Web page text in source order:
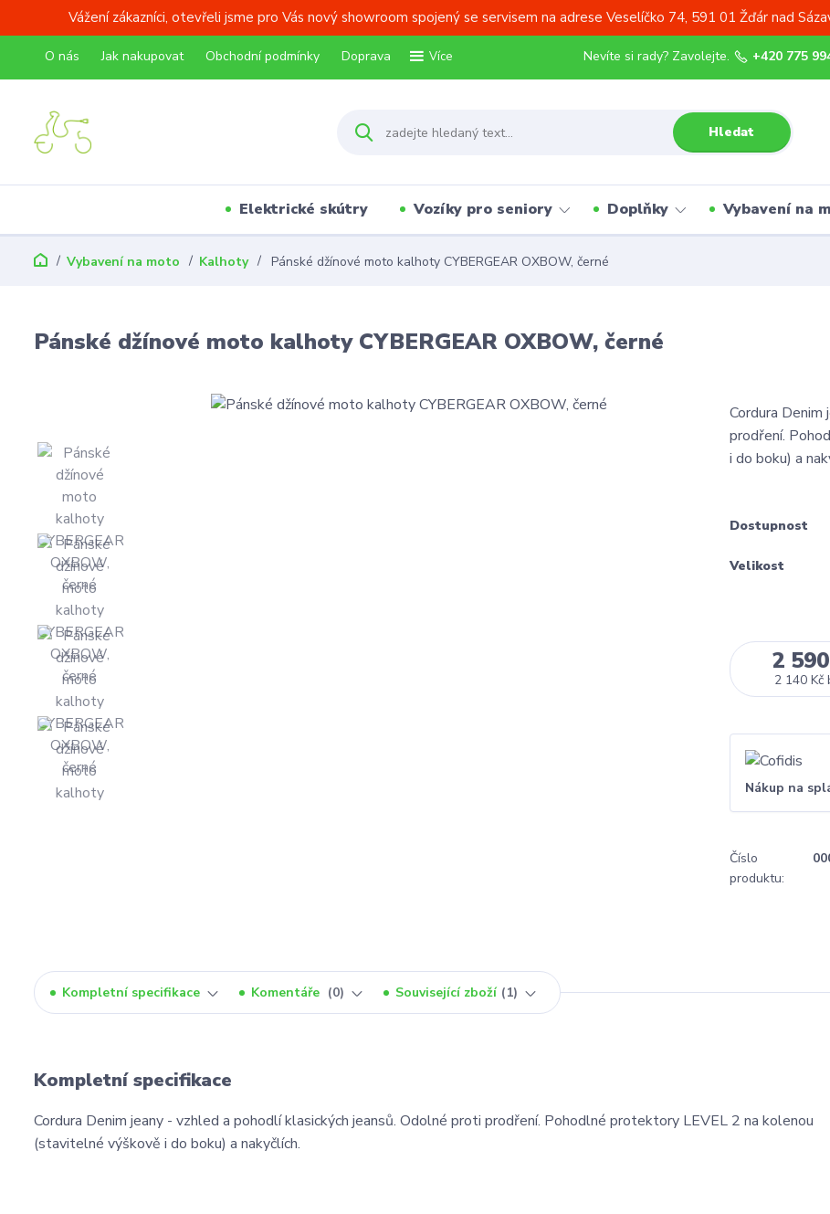
Vážení zákazníci, otevřeli jsme pro Vás nový showroom spojený se servisem na adrese Veselíčko 74, 591 01 Žďár nad
O nás Jak nakupovat Obchodní podmínky Doprava Více
Hledat
Nevíte si rady? Zavolejte. +420 775
Elektrické skútry Vozíky pro seniory Doplňky Vybavení na
Vybavení na moto Kalhoty Pánské džínové moto kalhoty CYBERGEAR OXBOW, černé
Pánské džínové moto kalhoty CYBERGEAR OXBOW, černé
Cordura
prodření.
i do boku) a
Dostupnost
Velikost
2
2 140 Kč
Nákup na
Číslo
produktu:
Kompletní specifikace Komentáře 0 Související zboží 1
Kompletní specifikace
Cordura Denim jeany - vzhled a pohodlí klasických jeansů. Odolné proti prodření. Pohodlné protektory LEVEL 2 na kolenou
(stavitelné výškově i do boku) a nakyčlích.